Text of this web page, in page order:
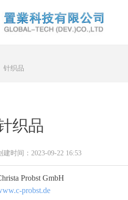
织品
Probst GmbH
probst.de
建时间： 2023-09-22 16:53
针织品